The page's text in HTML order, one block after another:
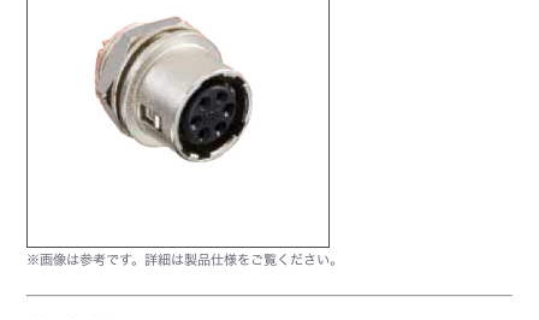
※画像は参考です。詳細は製品仕様をご覧ください。